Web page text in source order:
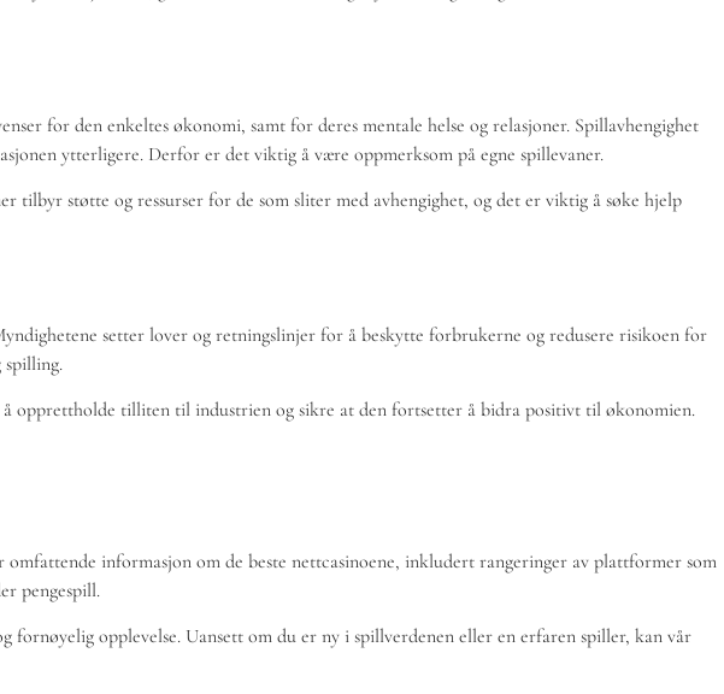
for den enkeltes økonomi, samt for deres mentale helse og relasjoner. Spillavhengighet
ytterligere. Derfor er det viktig å være oppmerksom på egne spillevaner.
tilbyr støtte og ressurser for de som sliter med avhengighet, og det er viktig å søke hjelp
setter lover og retningslinjer for å beskytte forbrukerne og redusere risikoen for
opprettholde tilliten til industrien og sikre at den fortsetter å bidra positivt til økonomien.
informasjon om de beste nettcasinoene, inkludert rangeringer av plattformer som
pengespill.
opplevelse. Uansett om du er ny i spillverdenen eller en erfaren spiller, kan vår